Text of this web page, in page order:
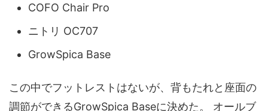
COFO Chair Pro
ニトリ OC707
GrowSpica Base
この中でフットレストはないが、背もたれと座面の
調節ができるGrowSpica Baseに決めた。 オールブ